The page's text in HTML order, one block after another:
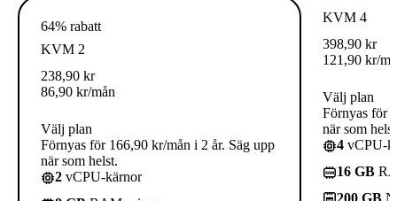
64% rabatt
KVM 2
238,90 kr
86,90 kr/mån
Välj plan
Förnyas för 166,90 kr/mån i 2 år. Säg upp
när som helst.
2 vCPU-kärnor
KVM 4
398,90 kr
121,90 kr/
Välj plan
Förnyas för
när som
4 vCPU-
16 GB